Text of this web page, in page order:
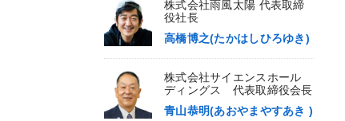
株式会社雨風太陽 代表取締
役社長
高橋博之(たかはしひろゆき)
株式会社サイエンスホール
ディングス 代表取締役会長
青山恭明(あおやまやすあき )